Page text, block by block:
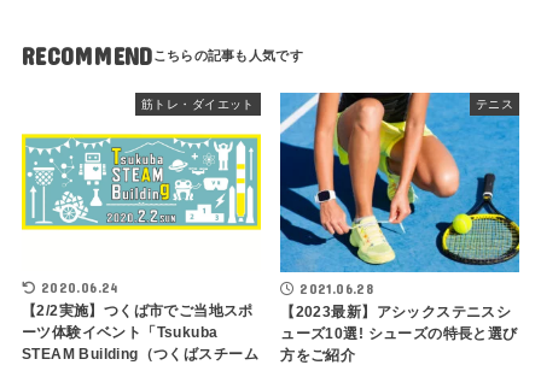
RECOMMEND
筋トレ・ダイエット
2020.06.24
【2/2実施】つくば市でご当地スポ
ーツ体験イベント「Tsukuba
STEAM Building（つくばスチーム
テニス
2021.06.28
【2023最新】アシックステニスシ
ューズ10選! シューズの特長と選び
方をご紹介